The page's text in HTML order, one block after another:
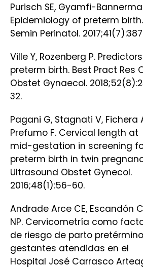
Purisch SE, Gyamfi-
Epidemiology of preterm birth.
Semin Perinatol.
Ville Y, Rozenberg P.
preterm birth. Best Pract Res
Obstet Gynaecol.
32.
Pagani G, Stagnati V, Fichera
Prefumo F. Cervical length at
mid-gestation in screening
preterm birth in twin
Ultrasound Obstet Gynecol.
2016;48(1):56-60.
Andrade Arce CE, Escandón
NP. Cervicometría como
de riesgo de parto
gestantes atendidas en el
Hospital José Carrasco